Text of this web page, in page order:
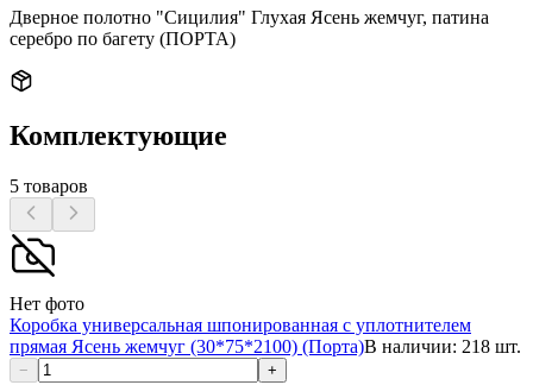
Дверное полотно "Сицилия" Глухая Ясень жемчуг, патина
серебро по багету (ПОРТА)
Комплектующие
5 товаров
Нет фото
Коробка универсальная шпонированная с уплотнителем
прямая Ясень жемчуг (30*75*2100) (Порта)В наличии: 218 шт.
− +